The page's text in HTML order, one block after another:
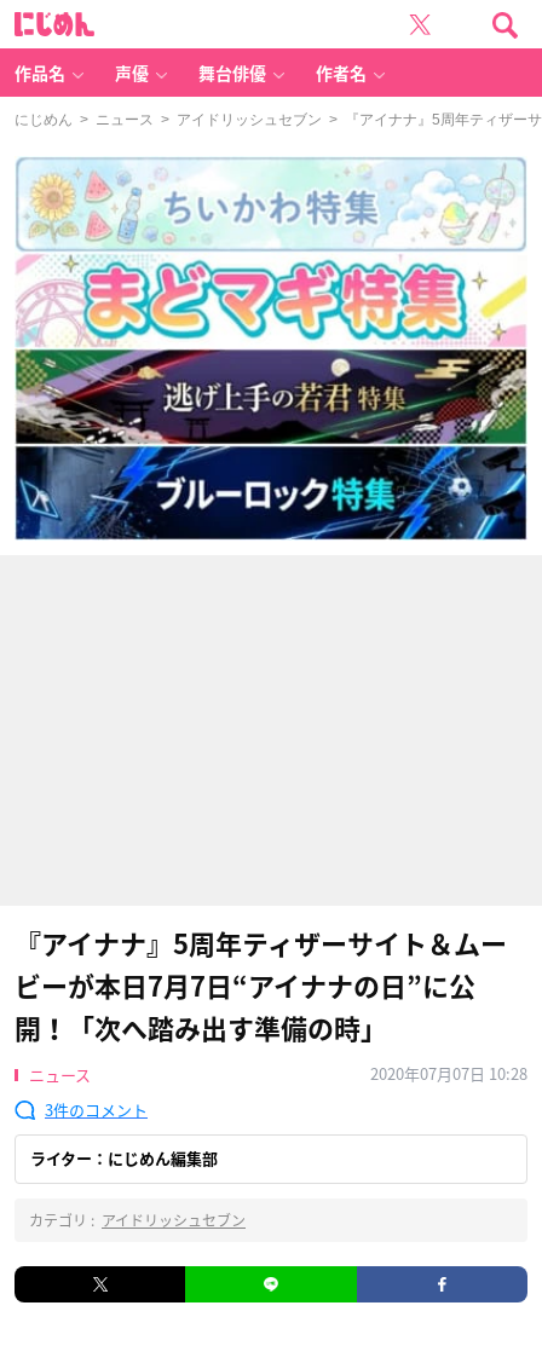
作品名 声優 舞台俳優 作者名
にじめん > ニュース > アイドリッシュセブン > 『アイナナ』5周年ティザー
『アイナナ』5周年ティザーサイト＆ムー
ビーが本日7月7日“アイナナの日”に公
開！「次へ踏み出す準備の時」
ニュース
2020年07月07日 10:28
3
ライター：にじめん編集部
カテゴリ : アイドリッシュセブン